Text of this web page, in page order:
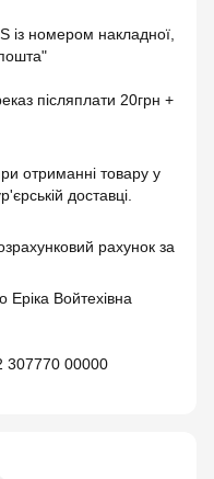
із номером накладної,
післяплати 20грн +
отриманні товару у
доставці.
рахунок за
Войтехівна
307770 00000